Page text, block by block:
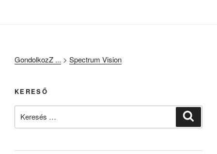
GondolkozZ ... > Spectrum Vision
KERESŐ